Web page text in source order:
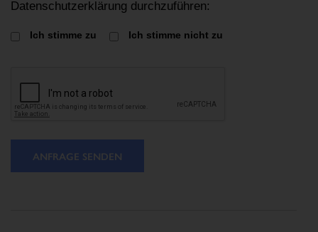
Datenschutzerklärung durchzuführen:
Ich stimme zu Ich stimme nicht zu
ANFRAGE SENDEN